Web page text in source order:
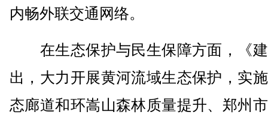
内畅外联交通网络。
在生态保护与民生保障方面，《
出，大力开展黄河流域生态保护，实
态廊道和环嵩山森林质量提升、郑州